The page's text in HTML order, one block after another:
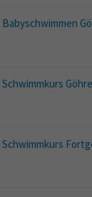
Babyschwimmen
Schwimmkurs
Schwimmkurs